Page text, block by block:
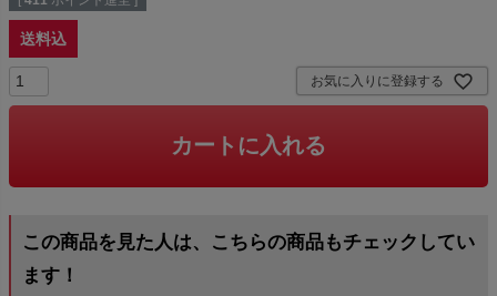
送料込
お気に入りに登録する
カートに入れる
この商品を見た人は、こちらの商品もチェックしてい
ます！